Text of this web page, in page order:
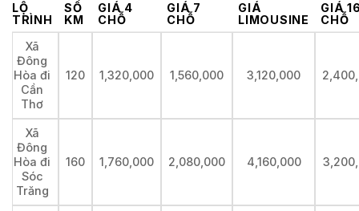
LỘ
TRÌNH
SỐ
KM
GIÁ 4
CHỖ
GIÁ 7
CHỖ
GIÁ
LIMOUSINE
GIÁ
CHỖ
Xã
Đông
Hòa đi
Cần
Thơ
120 1,320,000 1,560,000 3,120,000
Xã
Đông
Hòa đi
Sóc
Trăng
160 1,760,000 2,080,000 4,160,000